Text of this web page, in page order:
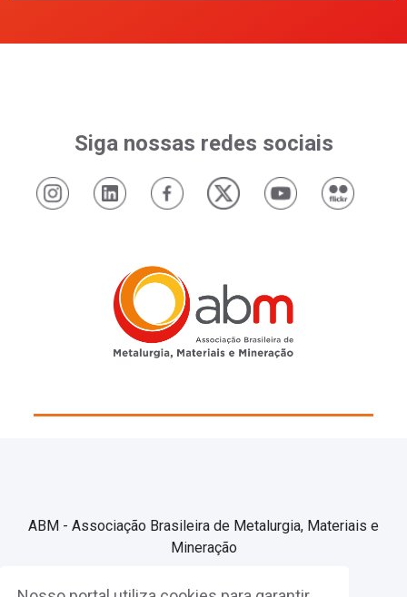
Siga nossas redes sociais
ABM - Associação Brasileira de Metalurgia, Materiais e
Mineração